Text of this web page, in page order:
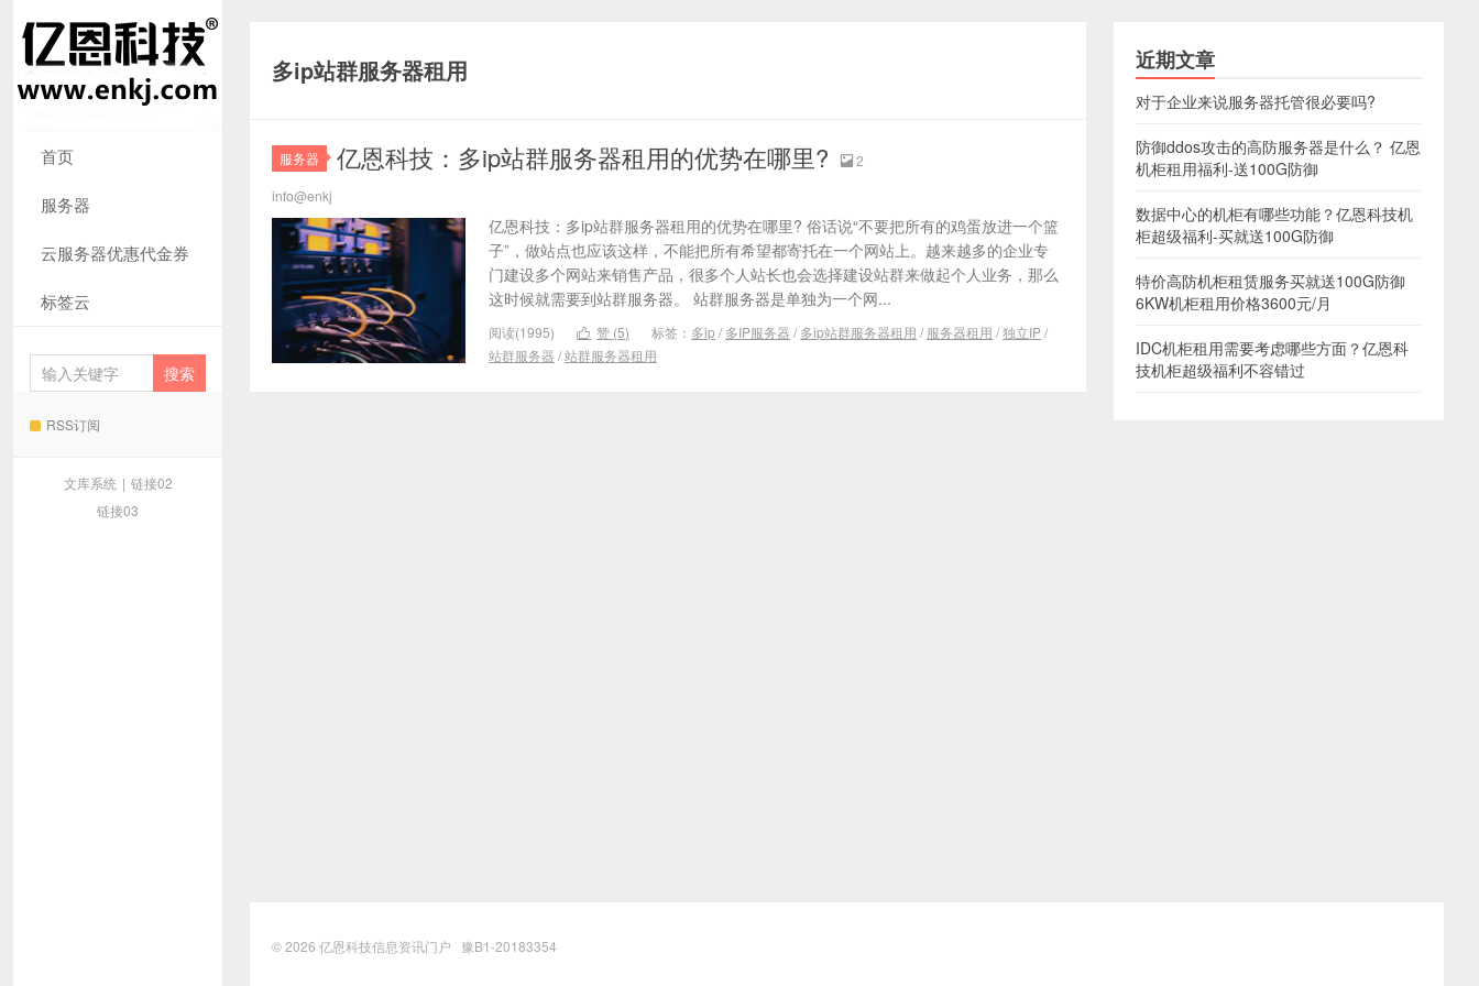
首页
服务器
云服务器优惠代金券
标签云
RSS订阅
文库系统 | 链接02
链接03
多ip站群服务器租用
服务器 亿恩科技：多ip站群服务器租用的优势在哪里?  2
info@enkj
亿恩科技：多ip站群服务器租用的优势在哪里? 俗话说“不要把所有的鸡蛋放进一个篮
子”，做站点也应该这样，不能把所有希望都寄托在一个网站上。越来越多的企业专
门建设多个网站来销售产品，很多个人站长也会选择建设站群来做起个人业务，那么
这时候就需要到站群服务器。 站群服务器是单独为一个网...
阅读(1995)  赞 (5) 标签： 多ip/ 多IP服务器 / 多ip站群服务器租用 / 服务器租用 /独立IP/
站群服务器 /站群服务器租用
近期文章
对于企业来说服务器托管很必要吗?
防御ddos攻击的高防服务器是什么？ 亿恩
机柜租用福利-送100G防御
数据中心的机柜有哪些功能？亿恩科技机
柜超级福利-买就送100G防御
特价高防机柜租赁服务买就送100G防御
6KW机柜租用价格3600元/月
IDC机柜租用需要考虑哪些方面？亿恩科
技机柜超级福利不容错过
© 2026 亿恩科技信息资讯门户 豫B1-20183354